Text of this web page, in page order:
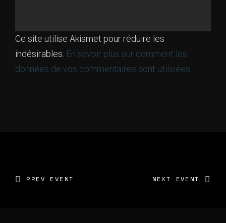
Ce site utilise Akismet pour réduire les
indésirables. En savoir plus sur comment les
données de vos commentaires sont utilisées
PREV EVENT NEXT EVENT